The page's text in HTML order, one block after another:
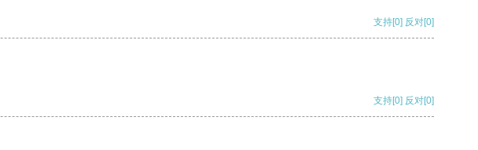
支持[0] 反对[0]
支持[0] 反对[0]